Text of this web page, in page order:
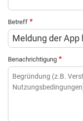
Betreff
Benachrichtigung